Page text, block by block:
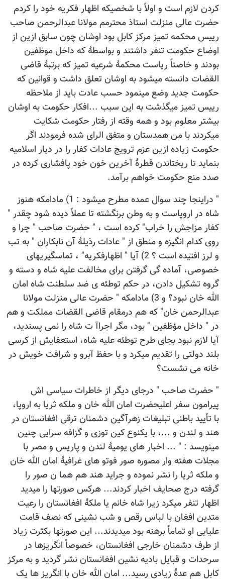
کردن لازم است و اولاً با شخصیکه اظهار فکریه خود را کردم
حضرت عالی منزلت استاذ محترمم مولانا عبدالرحمن صاحب
رییس محکمه تمیز مرکز کابل بود اوشان چون سابق ازین از
اوضاع حکومت تنفر داشتند و بواسطۀ که داخل موظفین
بودند و خاصتاً ریاست محکمۀ شرعیه تمیز که برتبۀ قاضی
القضات دانسته میشود به اوشان تعلق داشت و قوانین که
حکومت جدید وضع مینمود حسب عادت باید از ملاحظه
رییس تمیز میگذشت به این سبب ...افکار حکومت به اوشان
بیشتر معلوم بود و همه وقته از رفتار حکومت شکایت
میکردند با من همدستان و متفق الرای شده فرمودند اگر
حکومت زیاده ازین عزم ترویج عادات کفار را در دیار اسلامیه
بنماید تا ریختاندن قطرۀ آخرین خون خود پافشاری کرده در
صدد منع حکومت خواهم برآمد.
" دراینجا چند سوال عمده مطرح میشود : 1) مادامکه هنوز
شاه در اروپاست و به وطن برنگشته تا عملاً دیده شود چقدر "
کفار مزاجش را خراب" کرده است ، " حضرت صاحب " چرا و
روی کدام انگیزه و منطق از " عادات رذیلۀ آن نابکاران " به تب
و لرز افتیده است ؟ 2) آیا " اظهارفکریه" ، تماسگیریهای
خصوصی، آماده گی گرفتن برای مخالفت علیه شاه و دسته و
گروه تشکیل دادن، در حکم توطئه ی ضد سلطنت شاه امان
الله خان نبود؟ و 3) مادامکه " حضرت عالی منزلت مولانا
عبدالرحمن خان" که هم درمقام قاضی القضات مملکت و هم
در " داخل مؤظفین " بود، مگر اجراآ ت شاه را نمی پسندید،
آیا لازم نبود بجای طرح توطئه علیه شاه، استعفایش از کرسی
بلند دولتی را تقدیم میکرد و با حفظ آبرو و شرافت خویش در
خانه می نشست؟
" حضرت صاحب " درجای دیگر از خاطرات سیاسی اش
پیرامون سفر اعلیحضرت امان الله خان و ملکه ثریا به اروپا،
با تأیید باطنی تبلیغات زهرآگین دشمنان ترقی افغانستان در
هند و لندن و ...، با یکنوع کین توزی و گزافه سرایی چنین
مینویسد : " ... اخبار های یومیۀ لندن و پاریس و مصر با
مجلات هفته وار مصوره صور فوتو های غرافیۀ امان الله خان
و ملکه ثریا را نشر نموده و جراید هند هم هما ن صور را
گرفته درج صحایف اخبار کردند... هرکس صورتها را میدید
اظهار تنفر میکرد زیرا شاه خانم یا ملکۀ افغانستان را رعیت
متدین افغان با لباس رقص و شب نشینی که نصف قامت
علیایی او تماماً برهنه بود میدیدند... این صورتها بکثرت زیاد
از طرف دشمنان خارجی افغانستان، خصوصاً انگریزها در
سرحدات و قبایل بادیه نشین افغانستان نشر گردید و به مرکز
کابل هم عدۀ زیادی رسید... امان الله خان با انگریز ها یک